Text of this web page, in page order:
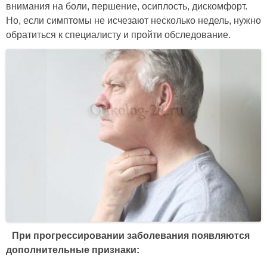
внимания на боли, першение, осиплость, дискомфорт.
Но, если симптомы не исчезают несколько недель, нужно
обратиться к специалисту и пройти обследование.
При прогрессировании заболевания появляются
дополнительные признаки: